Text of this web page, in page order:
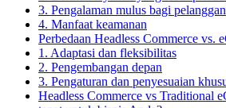
3. Pengalaman mulus bagi pelanggan
4. Manfaat keamanan
Perbedaan Headless Commerce vs.
1. Adaptasi dan fleksibilitas
2. Pengembangan depan
3. Pengaturan dan penyesuaian
Headless Commerce vs Traditional